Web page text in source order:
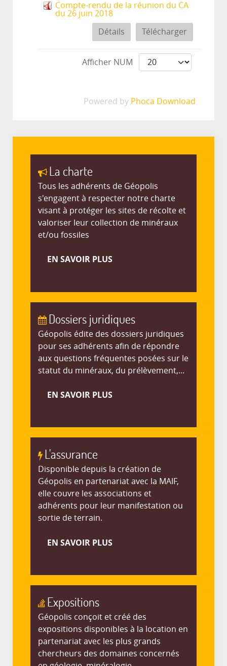
Compte-rendu de la réunion du CA
du 26 juin 2018
Télécharger
Détails
Afficher NUM
Powered by Phoca Download
La charte
Tous les adhérents de Géopolis
s'engagent à respecter notre charte
visant à protéger les sites de récolte et
valoriser leur collection de minéraux
et/ou fossiles
EN SAVOIR PLUS
Dossiers juridiques
Géopolis édite des dossiers juridiques
pour ses adhérents afin de répondre
aux questions fréquentes posées sur le
statut du minéraux, du prélèvement,...
EN SAVOIR PLUS
L'assurance
Disponible depuis la création de
Géopolis en partenariat avec la MAIF,
elle couvre les associations et
adhérents pour leur manifestation ou
sortie de terrain.
EN SAVOIR PLUS
Expositions
Géopolis conçoit et créé des
expositions disponibles à la location en
partenariat avec les plus grands
chercheurs des domaines concernés